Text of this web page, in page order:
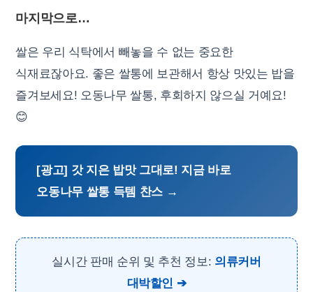
마지막으로…
쌀은 우리 식탁에서 빼놓을 수 없는 중요한
식재료잖아요. 좋은 쌀통에 보관해서 항상 맛있는 밥을
즐겨보세요! 오동나무 쌀통, 후회하지 않으실 거예요!
😊
[광고] 갓 지은 밥맛 그대로! 지금 바로
오동나무 쌀통 득템 찬스 →
실시간 판매 순위 및 추천 정보: 의류커버
대박할인